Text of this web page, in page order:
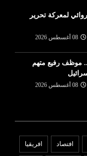
لمعركة تحرير
08 أغسطس 2026
موظف رفيع متهم
08 أغسطس 2026
افتصاد افريقيا